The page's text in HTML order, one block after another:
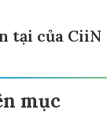
tại của CiiN
mục